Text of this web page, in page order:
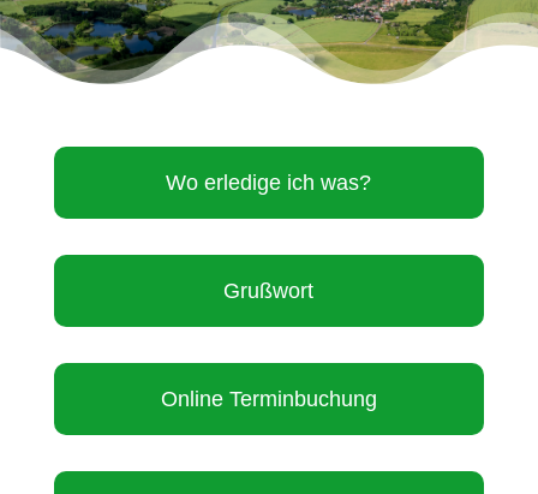
Wo erledige ich was?
Grußwort
Online Terminbuchung